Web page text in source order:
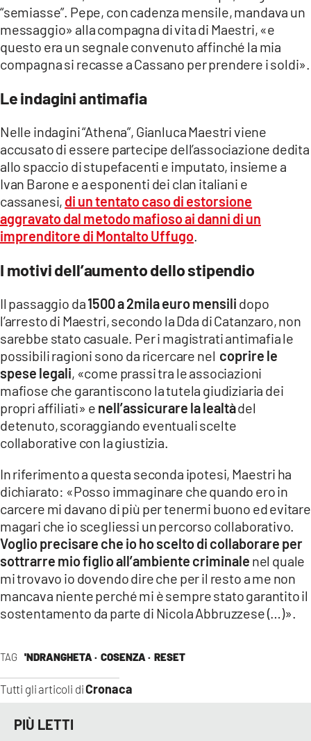
TAG 'NDRANGHETA · COSENZA · RESET
Tutti gli articoli diCronaca
“semiasse”. Pepe, con cadenza mensile, mandava un
messaggio» alla compagna di vita di Maestri, «e
questo era un segnale convenuto affinché la mia
compagna si recasse a Cassano per prendere i soldi».
Le indagini antimafia
Nelle indagini “Athena”, Gianluca Maestri viene
accusato di essere partecipe dell’associazione dedita
allo spaccio di stupefacenti e imputato, insieme a
Ivan Barone e a esponenti dei clan italiani e
cassanesi, di un tentato caso di estorsione
aggravato dal metodo mafioso ai danni di un
imprenditore di Montalto Uffugo.
I motivi dell’aumento dello stipendio
Il passaggio da1500 a 2mila euro mensili dopo
l’arresto di Maestri, secondo la Dda di Catanzaro, non
sarebbe stato casuale. Per i magistrati antimafia le
possibili ragioni sono da ricercare nel coprire le
spese legali, «come prassi tra le associazioni
mafiose che garantiscono la tutela giudiziaria dei
propri affiliati» e nell’assicurare la lealtàdel
detenuto, scoraggiando eventuali scelte
collaborative con la giustizia.
In riferimento a questa seconda ipotesi, Maestri ha
dichiarato: «Posso immaginare che quando ero in
carcere mi davano di più per tenermi buono ed evitare
magari che io scegliessi un percorso collaborativo.
Voglio precisare che io ho scelto di collaborare per
sottrarre mio figlio all’ambiente criminale nel quale
mi trovavo io dovendo dire che per il resto a me non
mancava niente perché mi è sempre stato garantito il
sostentamento da parte di Nicola Abbruzzese (…)».
PIÙ LETTI